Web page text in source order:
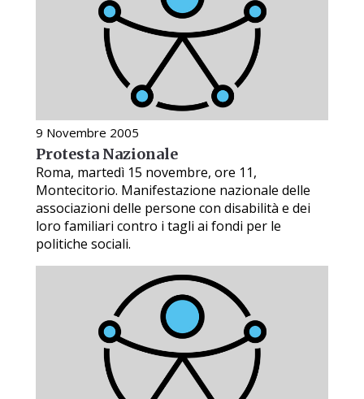
9 Novembre 2005
Protesta Nazionale
Roma, martedì 15 novembre, ore 11,
Montecitorio. Manifestazione nazionale delle
associazioni delle persone con disabilità e dei
loro familiari contro i tagli ai fondi per le
politiche sociali.